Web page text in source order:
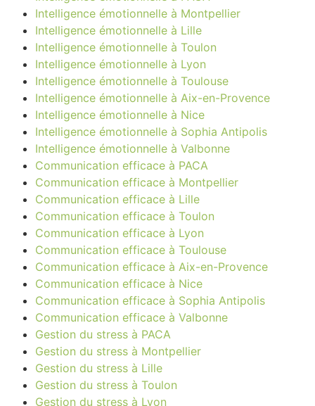
Intelligence émotionnelle à Montpellier
Intelligence émotionnelle à Lille
Intelligence émotionnelle à Toulon
Intelligence émotionnelle à Lyon
Intelligence émotionnelle à Toulouse
Intelligence émotionnelle à Aix-en-Provence
Intelligence émotionnelle à Nice
Intelligence émotionnelle à Sophia Antipolis
Intelligence émotionnelle à Valbonne
Communication efficace à PACA
Communication efficace à Montpellier
Communication efficace à Lille
Communication efficace à Toulon
Communication efficace à Lyon
Communication efficace à Toulouse
Communication efficace à Aix-en-Provence
Communication efficace à Nice
Communication efficace à Sophia Antipolis
Communication efficace à Valbonne
Gestion du stress à PACA
Gestion du stress à Montpellier
Gestion du stress à Lille
Gestion du stress à Toulon
Gestion du stress à Lyon